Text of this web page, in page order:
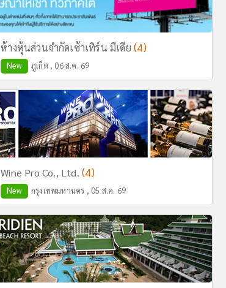
ห้างหุ้นส่วนจำกัดเซ้าเทิร์น มีเดีย(4)
New ภูเก็ต , 06 ส.ค. 69
Wine Pro Co., Ltd.(4)
New กรุงเทพมหานคร , 05 ส.ค. 69